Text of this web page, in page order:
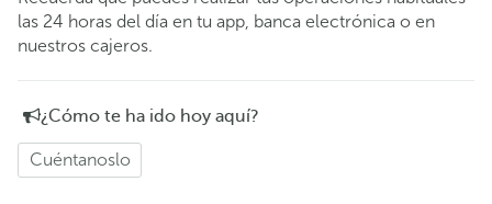
las 24 horas del día en tu app, banca electrónica o en
nuestros cajeros.
¿Cómo te ha ido hoy aquí?
Cuéntanoslo